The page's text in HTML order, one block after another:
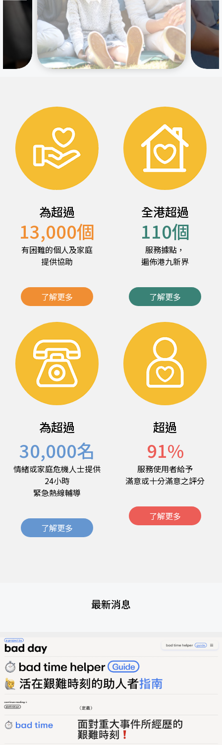
為超過
13,000個
有困難的個人及家庭
提供協助
了解更多
全港超過
110個
服務據點，
遍佈港九新界
了解更多
為超過
30,000名
情緒或家庭危機人士提供
24小時
緊急熱線輔導
了解更多
超過
91%
服務使用者給予
滿意或十分滿意之評分
了解更多
最新消息